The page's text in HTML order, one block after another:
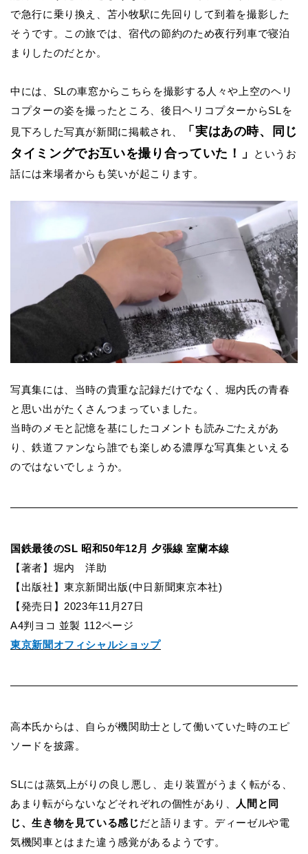
で急行に乗り換え、苫小牧駅に先回りして到着を撮影した
そうです。この旅では、宿代の節約のため夜行列車で寝泊
まりしたのだとか。
中には、SLの車窓からこちらを撮影する人々や上空のヘリ
コプターの姿を撮ったところ、後日ヘリコプターからSLを
見下ろした写真が新聞に掲載され、
「実はあの時、同じ
タイミングでお互いを撮り合っていた！」
というお
話には来場者からも笑いが起こります。
写真集には、当時の貴重な記録だけでなく、堀内氏の青春
と思い出がたくさんつまっていました。
当時のメモと記憶を基にしたコメントも読みごたえがあ
り、鉄道ファンなら誰でも楽しめる濃厚な写真集といえる
のではないでしょうか。
国鉄最後のSL 昭和50年12月 夕張線 室蘭本線
【著者】堀内 洋助
【出版社】東京新聞出版(中日新聞東京本社)
【発売日】2023年11月27日
A4判ヨコ 並製 112ページ
東京新聞オフィシャルショップ
高本氏からは、自らが機関助士として働いていた時のエピ
ソードを披露。
SLには蒸気上がりの良し悪し、走り装置がうまく転がる、
あまり転がらないなどそれぞれの個性があり、
人間と同
じ、生き物を見ている感じだと語ります。ディーゼルや電
気機関車とはまた違う感覚があるようです。